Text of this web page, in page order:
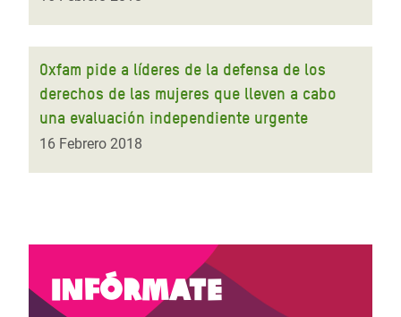
Oxfam pide a líderes de la defensa de los
derechos de las mujeres que lleven a cabo
una evaluación independiente urgente
16 Febrero 2018
Infórmate